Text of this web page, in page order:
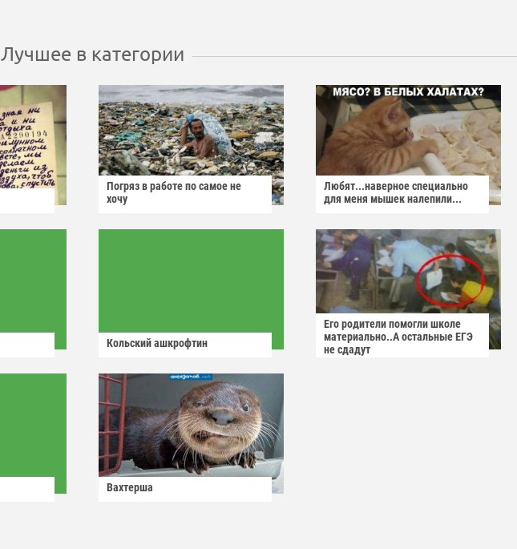
Лучшее в категории
Погряз в работе по самое не
хочу
Любят...наверное специально
для меня мышек налепили...
Кольский ашкрофтин
Его родители помогли школе
материально..А остальные ЕГЭ
не сдадут
Вахтерша